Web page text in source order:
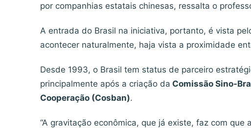
por companhias estatais chinesas, ressalta o
A entrada do Brasil na iniciativa, portanto, é vista
acontecer naturalmente, haja vista a proximidade
Desde 1993, o Brasil tem status de parceiro
principalmente após a criação da Comissão Sino-
Cooperação (Cosban).
“A gravitação econômica, que já existe, faz com que